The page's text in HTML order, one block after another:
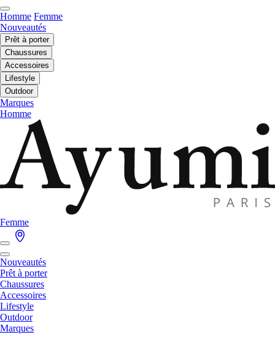
Homme Femme
Nouveautés
Prêt à porter
Chaussures
Accessoires
Lifestyle
Outdoor
Marques
Homme
Femme
Nouveautés
Prêt à porter
Chaussures
Accessoires
Lifestyle
Outdoor
Marques